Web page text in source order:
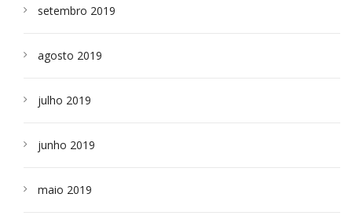
setembro 2019
agosto 2019
julho 2019
junho 2019
maio 2019